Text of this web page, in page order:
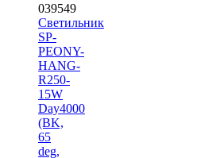
039549
Светильник
SP-
PEONY-
HANG-
R250-
15W
Day4000
(BK,
65
deg,